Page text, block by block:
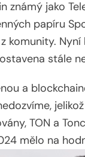
známý jako
papíru
komunity.
stále
a
TON a
mělo na